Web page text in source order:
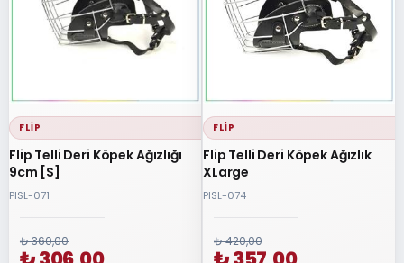
FLIP
Flip Telli Deri Köpek Ağızlığı
9cm [S]
PISL-071
₺ 360,00
FLIP
Flip Telli Deri Köpek Ağızlık
XLarge
PISL-074
₺ 420,00